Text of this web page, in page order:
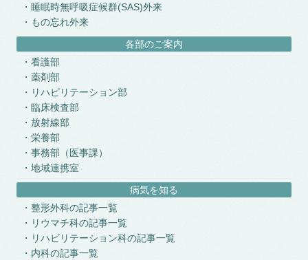
睡眠時無呼吸症候群(SAS)外来
もの忘れ外来
各部のご案内
看護部
薬剤部
リハビリテーション部
臨床検査部
放射線部
栄養部
事務部（医事課）
地域連携室
病気を知る
整形外科の記事一覧
リウマチ科の記事一覧
リハビリテーション科の記事一覧
内科の記事一覧